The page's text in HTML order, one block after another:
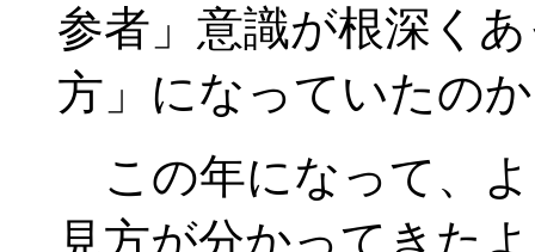
参者」意識が根深く
方」になっていたの
この年になって、
見方が分かってきた